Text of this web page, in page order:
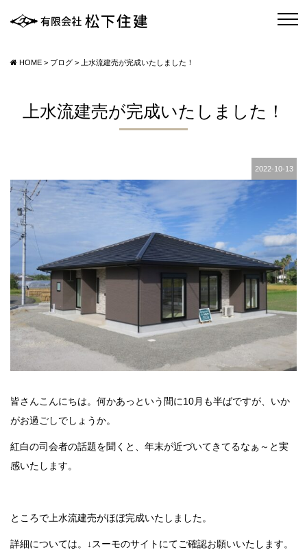
HOME > ブログ > 上水流建売が完成いたしました！
上水流建売が完成いたしました！
2022-10-13
皆さんこんにちは。何かあっという間に10月も半ばですが、いか
がお過ごしでしょうか。
紅白の司会者の話題を聞くと、年末が近づいてきてるなぁ～と実
感いたします。
ところで上水流建売がほぼ完成いたしました。
詳細については。↓スーモのサイトにてご確認お願いいたします。